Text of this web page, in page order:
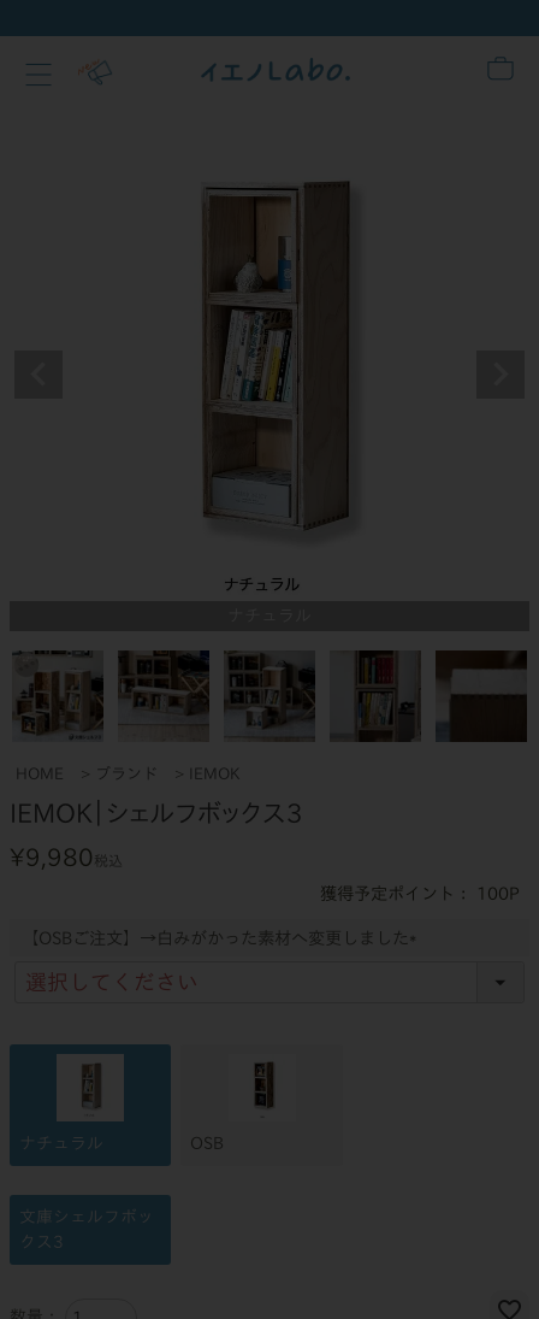
HOME ブランド IEMOK
IEMOK｜シェルフボックス3
¥9,980 税込
100
【OSBご注文】→白みがかった素材へ変更しました
ナチュラル OSB
文庫シェルフボッ
クス3